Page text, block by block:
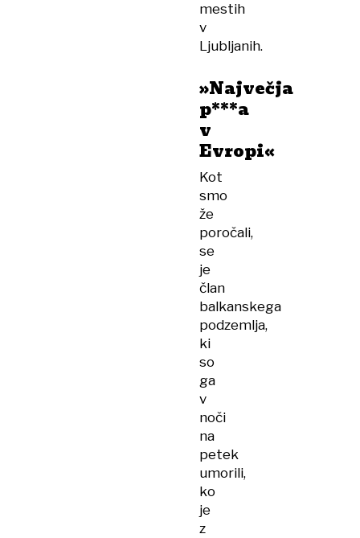
mestih
v
Ljubljanih.
»Največja
p***a
v
Evropi«
Kot
smo
že
poročali,
se
je
član
balkanskega
podzemlja,
ki
so
ga
v
noči
na
petek
umorili,
ko
je
z